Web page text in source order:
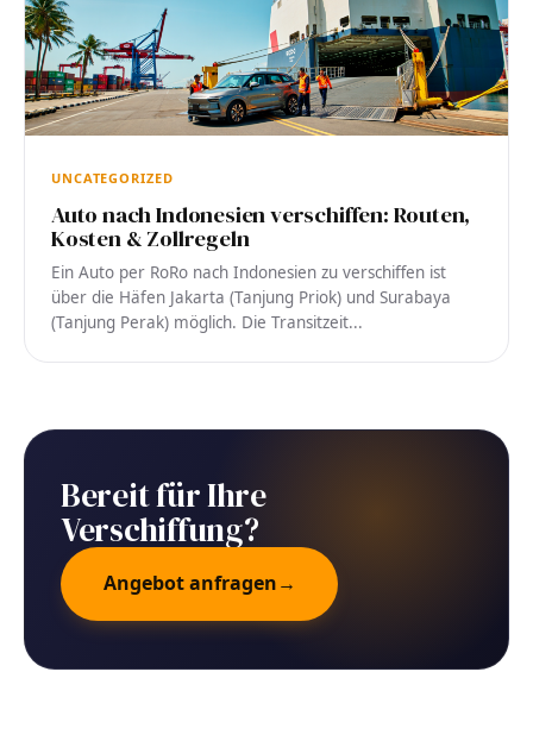
UNCATEGORIZED
Auto nach Indonesien verschiffen: Routen,
Kosten & Zollregeln
Ein Auto per RoRo nach Indonesien zu verschiffen ist
über die Häfen Jakarta (Tanjung Priok) und Surabaya
(Tanjung Perak) möglich. Die Transitzeit...
Bereit für Ihre
Verschiffung?
Angebot anfragen→